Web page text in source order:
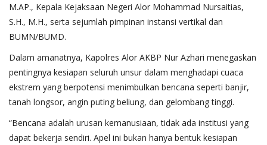
M.AP., Kepala Kejaksaan Negeri Alor Mohammad Nursaitias,
S.H., M.H., serta sejumlah pimpinan instansi vertikal dan
BUMN/BUMD.
Dalam amanatnya, Kapolres Alor AKBP Nur Azhari menegaskan
pentingnya kesiapan seluruh unsur dalam menghadapi cuaca
ekstrem yang berpotensi menimbulkan bencana seperti banjir,
tanah longsor, angin puting beliung, dan gelombang tinggi.
“Bencana adalah urusan kemanusiaan, tidak ada institusi yang
dapat bekerja sendiri. Apel ini bukan hanya bentuk kesiapan